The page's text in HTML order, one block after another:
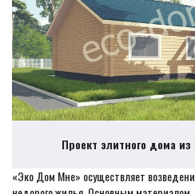
Проект элитного дома
«Эко Дом Мне» осуществляет